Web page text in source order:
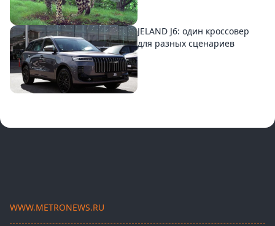
JELAND J6: один кроссовер
для разных сценариев
WWW.METRONEWS.RU